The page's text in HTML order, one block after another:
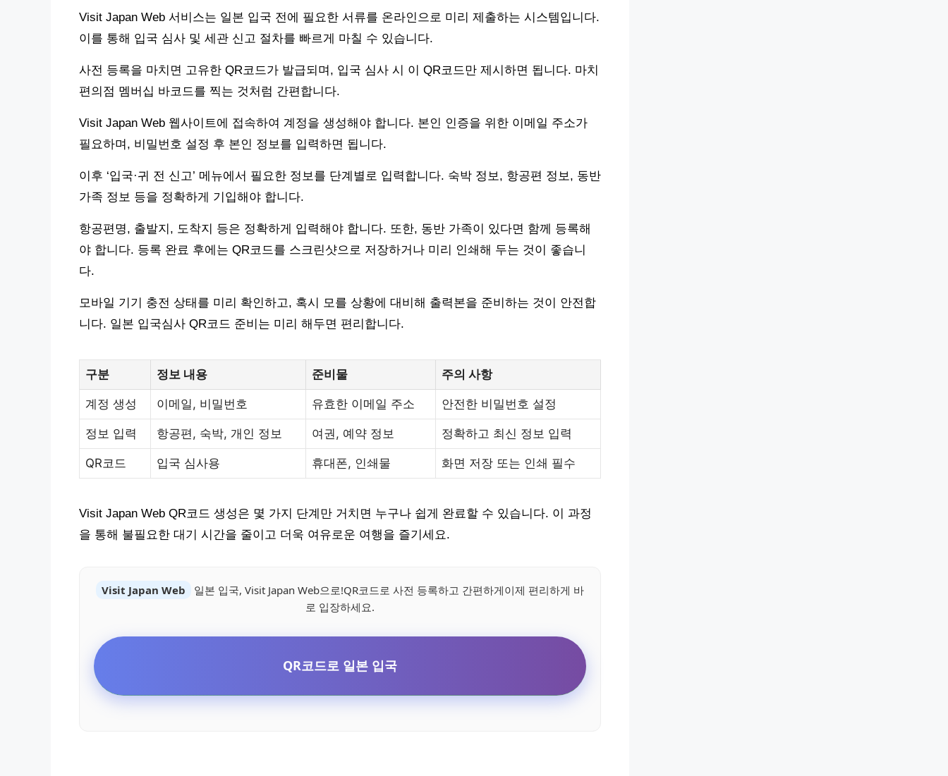
Visit Japan Web 서비스는 일본 입국 전에 필요한 서류를 온라인으로 미리 제출하는 시스템입니다.
이를 통해 입국 심사 및 세관 신고 절차를 빠르게 마칠 수 있습니다.
사전 등록을 마치면 고유한 QR코드가 발급되며, 입국 심사 시 이 QR코드만 제시하면 됩니다. 마치
편의점 멤버십 바코드를 찍는 것처럼 간편합니다.
Visit Japan Web 웹사이트에 접속하여 계정을 생성해야 합니다. 본인 인증을 위한 이메일 주소가
필요하며, 비밀번호 설정 후 본인 정보를 입력하면 됩니다.
이후 ‘입국·귀 전 신고’ 메뉴에서 필요한 정보를 단계별로 입력합니다. 숙박 정보, 항공편 정보, 동반
가족 정보 등을 정확하게 기입해야 합니다.
항공편명, 출발지, 도착지 등은 정확하게 입력해야 합니다. 또한, 동반 가족이 있다면 함께 등록해
야 합니다. 등록 완료 후에는 QR코드를 스크린샷으로 저장하거나 미리 인쇄해 두는 것이 좋습니
다.
모바일 기기 충전 상태를 미리 확인하고, 혹시 모를 상황에 대비해 출력본을 준비하는 것이 안전합
니다. 일본 입국심사 QR코드 준비는 미리 해두면 편리합니다.
구분 정보 내용 준비물 주의 사항
계정 생성 이메일, 비밀번호 유효한 이메일 주소 안전한 비밀번호 설정
정보 입력 항공편, 숙박, 개인 정보 여권, 예약 정보 정확하고 최신 정보 입력
QR코드 입국 심사용 휴대폰, 인쇄물 화면 저장 또는 인쇄 필수
Visit Japan Web QR코드 생성은 몇 가지 단계만 거치면 누구나 쉽게 완료할 수 있습니다. 이 과정
을 통해 불필요한 대기 시간을 줄이고 더욱 여유로운 여행을 즐기세요.
Visit Japan Web
일본 입국, Visit Japan Web으로!QR코드로 사전 등록하고 간편하게이제 편리하게 바
로 입장하세요.
QR코드로 일본 입국